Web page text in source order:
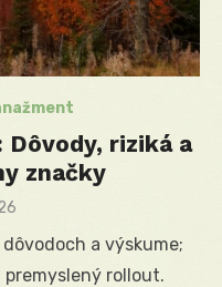
riziká a
značky
a výskume;
rollout.